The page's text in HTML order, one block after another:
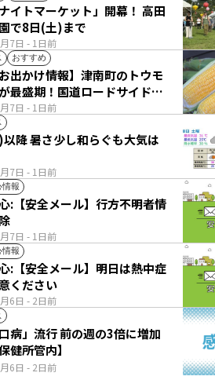
7日 - 1日前
ナイトマーケット」開幕！ 高田
で8日(土)まで
おすすめ
7日 - 1日前
お出かけ情報】津南町のトウモ
最盛期！国道ロードサイドの
朝から長い列
7日 - 1日前
らぐも大気は
報
7日 - 1日前
:【安全メール】行方不明者情
報
6日 - 2日前
:【安全メール】明日は熱中症
ください
6日 - 2日前
行 前の週の3倍に増加
健所管内】